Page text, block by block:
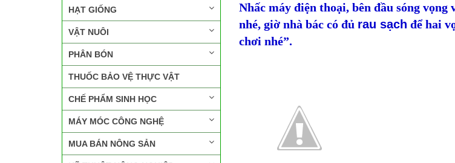
HẠT GIỐNG
VẬT NUÔI
PHÂN BÓN
THUỐC BẢO VỆ THỰC VẬT
CHẾ PHẨM SINH HỌC
MÁY MÓC CÔNG NGHỆ
MUA BÁN NÔNG SẢN
Nhấc máy điện thoại, bên đầu sóng
nhé, giờ nhà bác có đủ rau sạch để hai
chơi nhé”.